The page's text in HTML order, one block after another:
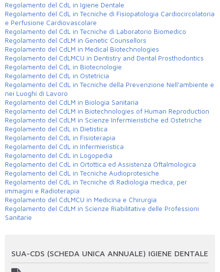
Regolamento del CdL in Igiene Dentale
Regolamento del CdL in Tecniche di Fisiopatologia Cardiocircolatoria
e Perfusione Cardiovascolare
Regolamento del CdL in Tecniche di Laboratorio Biomedico
Regolamento del CdLM in Genetic Counsellors
Regolamento del CdLM in Medical Biotechnologies
Regolamento del CdLMCU in Dentistry and Dental Prosthodontics
Regolamento del CdL in Biotecnologie
Regolamento del CdL in Ostetricia
Regolamento del CdL in Tecniche della Prevenzione Nell'ambiente e
nei Luoghi di Lavoro
Regolamento del CdLM in Biologia Sanitaria
Regolamento del CdLM in Biotechnologies of Human Reproduction
Regolamento del CdLM in Scienze Infermieristiche ed Ostetriche
Regolamento del CdL in Dietistica
Regolamento del CdL in Fisioterapia
Regolamento del CdL in Infermieristica
Regolamento del CdL in Logopedia
Regolamento del CdL in Ortottica ed Assistenza Oftalmologica
Regolamento del CdL in Tecniche Audioprotesiche
Regolamento del CdL in Tecniche di Radiologia medica, per
immagini e Radioterapia
Regolamento del CdLMCU in Medicina e Chirurgia
Regolamento del CdLM in Scienze Riabilitative delle Professioni
Sanitarie
SUA-CDS (SCHEDA UNICA ANNUALE) IGIENE DENTALE